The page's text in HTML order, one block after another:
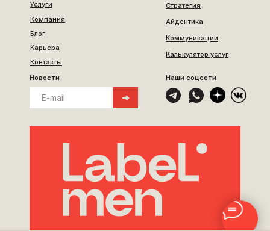
Услуги
Компания
Блог
Карьера
Контакты
Новости Наши соцсети
Стратегия
Айдентика
Коммуникации
Калькулятор услуг
➔